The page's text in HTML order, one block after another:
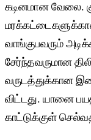
கடினமான வேலை.
வாங்குபவரும்
சேர்ந்தவருமான
வருடத்துக்கான
விட்டது. யானை
காட்டுக்குள்